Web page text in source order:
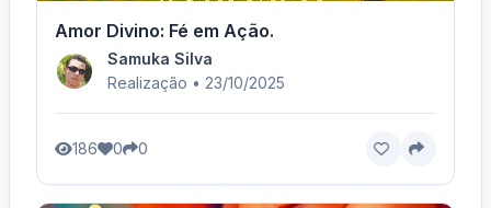
Amor Divino: Fé em Ação.
Samuka Silva
Realização • 23/10/2025
186 0 0